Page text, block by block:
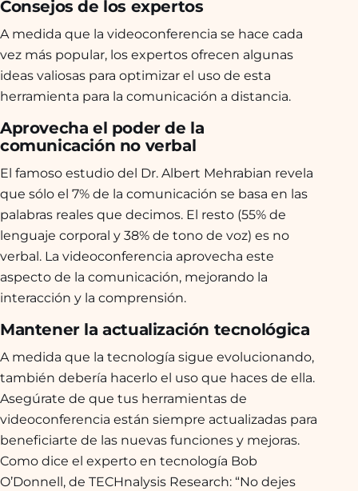
Consejos de los expertos
A medida que la videoconferencia se hace cada
vez más popular, los expertos ofrecen algunas
ideas valiosas para optimizar el uso de esta
herramienta para la comunicación a distancia.
Aprovecha el poder de la
comunicación no verbal
El famoso estudio del Dr. Albert Mehrabian revela
que sólo el 7% de la comunicación se basa en las
palabras reales que decimos. El resto (55% de
lenguaje corporal y 38% de tono de voz) es no
verbal. La videoconferencia aprovecha este
aspecto de la comunicación, mejorando la
interacción y la comprensión.
Mantener la actualización tecnológica
A medida que la tecnología sigue evolucionando,
también debería hacerlo el uso que haces de ella.
Asegúrate de que tus herramientas de
videoconferencia están siempre actualizadas para
beneficiarte de las nuevas funciones y mejoras.
Como dice el experto en tecnología Bob
O’Donnell, de TECHnalysis Research: “No dejes